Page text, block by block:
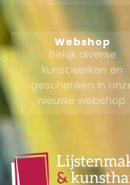
Webshop
Bekijk diverse
kunstwerken en
geschenken in
nieuwe webshop.